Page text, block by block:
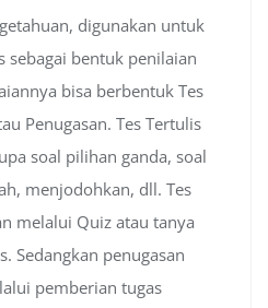
digunakan untuk
sebagai bentuk penilaian
bisa berbentuk Tes
Penugasan. Tes Tertulis
soal pilihan ganda, soal
menjodohkan, dll. Tes
melalui Quiz atau tanya
Sedangkan penugasan
pemberian tugas